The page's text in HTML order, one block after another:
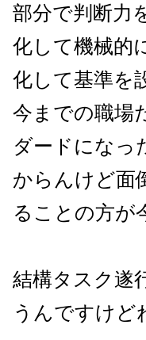
部分で判断力
化して機械的
化して基準を
今までの職場
ダードになっ
からんけど面
ることの方が
結構タスク遂
うんですけど